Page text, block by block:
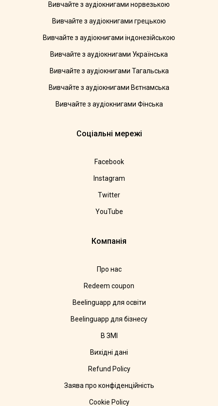
Вивчайте з аудіокнигами норвезькою
Вивчайте з аудіокнигами грецькою
Вивчайте з аудіокнигами індонезійською
Вивчайте з аудіокнигами Українська
Вивчайте з аудіокнигами Тагальська
Вивчайте з аудіокнигами Вєтнамська
Вивчайте з аудіокнигами Фінська
Соціальні мережі
Facebook
Instagram
Twitter
YouTube
Компанія
Про нас
Redeem coupon
Beelinguapp для освіти
Beelinguapp для бізнесу
В ЗМІ
Вихідні дані
Refund Policy
Заява про конфіденційність
Cookie Policy